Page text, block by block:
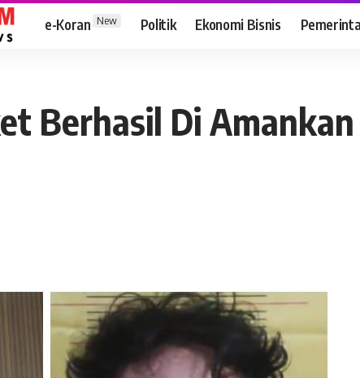
e-Koran New Politik Ekonomi Bisnis
Berhasil Di